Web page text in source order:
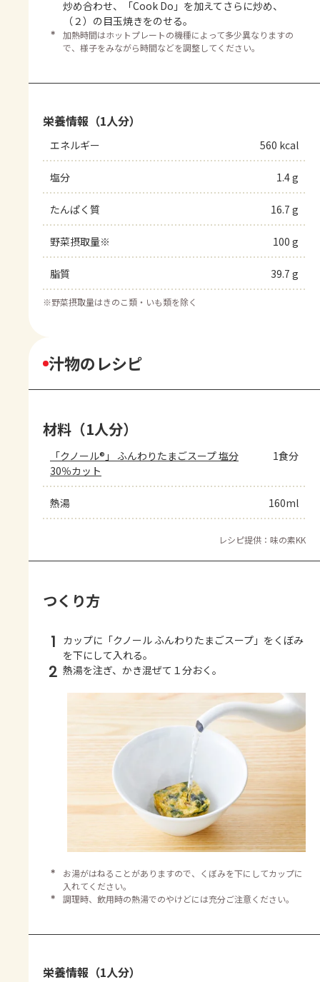
炒め合わせ、「Cook Do」を加えてさらに炒め、
（２）の目玉焼きをのせる。
＊
加熱時間はホットプレートの機種によって多少異なりますの
で、様子をみながら時間などを調整してください。
栄養情報（1人分）
エネルギー 560 kcal
塩分 1.4 g
たんぱく質 16.7 g
野菜摂取量※ 100 g
脂質 39.7 g
※野菜摂取量はきのこ類・いも類を除く
汁物のレシピ
材料（1人分）
「クノール®」 ふんわりたまごスープ 塩分
30％カット
1食分
熱湯 160ml
レシピ提供：味の素KK
つくり方
1 カップに「クノール ふんわりたまごスープ」をくぼみ
を下にして入れる。
2 熱湯を注ぎ、かき混ぜて１分おく。
＊
お湯がはねることがありますので、くぼみを下にしてカップに
入れてください。
＊
調理時、飲用時の熱湯でのやけどには充分ご注意ください。
栄養情報（1人分）